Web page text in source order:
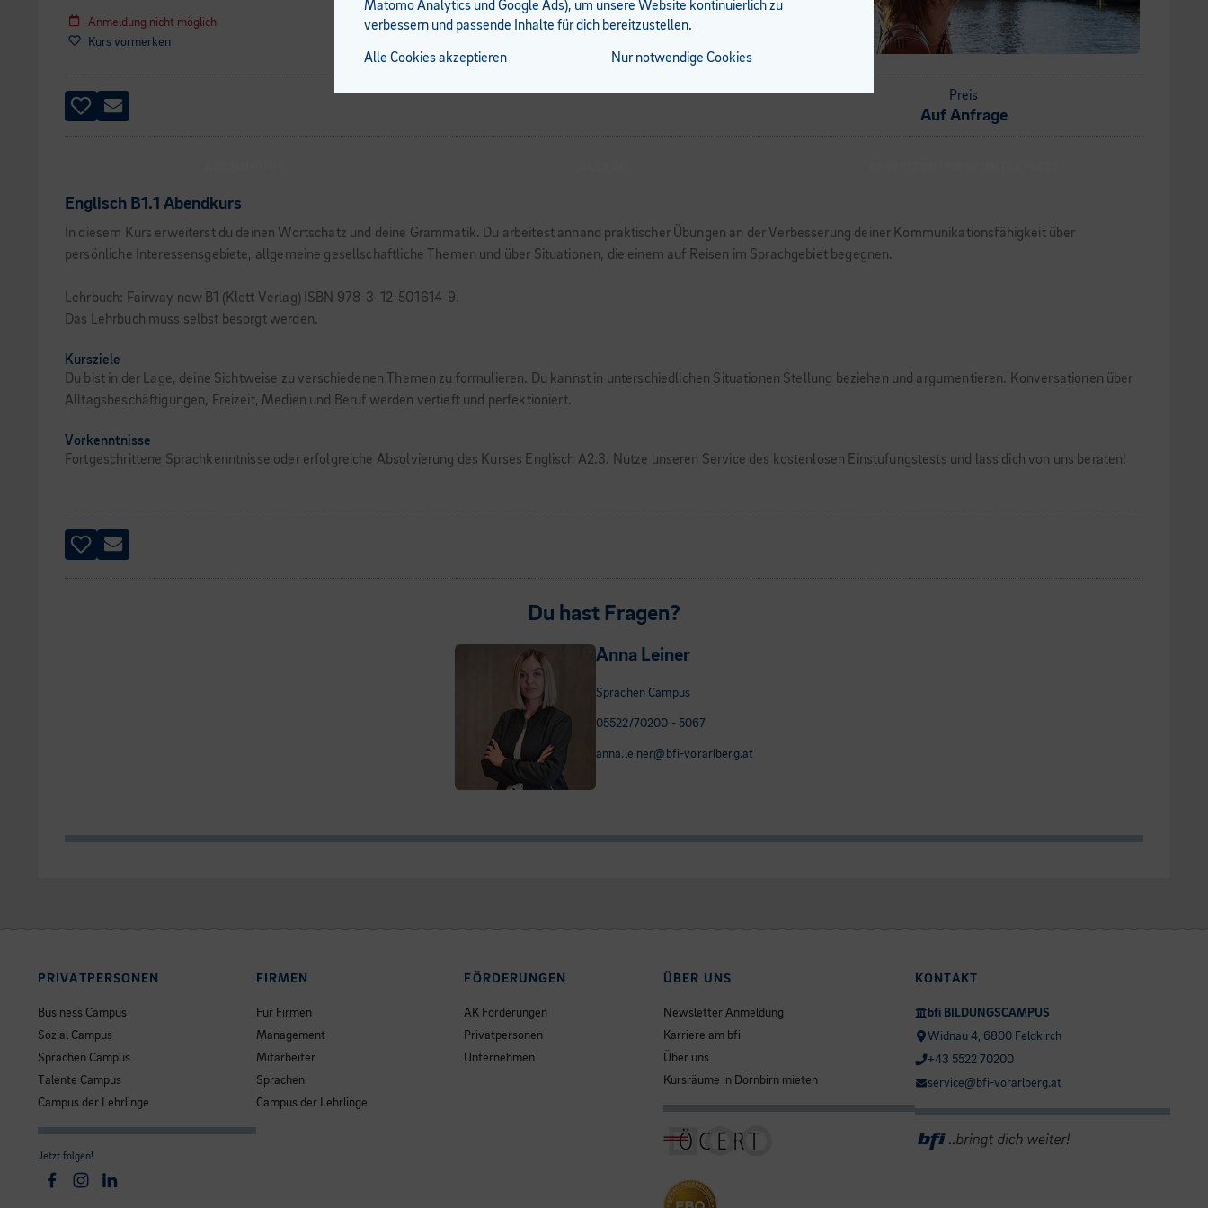
Anmeldung nicht möglich
Kurs vormerken
Preis
Auf Anfrage
Englisch B1.1 Abendkurs
In diesem Kurs erweiterst du deinen Wortschatz und deine Grammatik. Du arbeitest anhand praktischer Übungen an der Verbesserung deiner Kommunikationsfähigkeit über
persönliche Interessensgebiete, allgemeine gesellschaftliche Themen und über Situationen, die einem auf Reisen im Sprachgebiet begegnen.
Lehrbuch: Fairway new B1 (Klett Verlag) ISBN 978-3-12-501614-9.
Das Lehrbuch muss selbst besorgt werden.
Kursziele
Du bist in der Lage, deine Sichtweise zu verschiedenen Themen zu formulieren. Du kannst in unterschiedlichen Situationen Stellung beziehen und argumentieren. Konversationen über
Alltagsbeschäftigungen, Freizeit, Medien und Beruf werden vertieft und perfektioniert.
Vorkenntnisse
Fortgeschrittene Sprachkenntnisse oder erfolgreiche Absolvierung des Kurses Englisch A2.3. Nutze unseren Service des kostenlosen Einstufungstests und lass dich von uns beraten!
Du hast Fragen?
Anna Leiner
Sprachen Campus
05522/70200 - 5067
anna.leiner@bfi-vorarlberg.at
PRIVATPERSONEN
Business Campus
Sozial Campus
Sprachen Campus
Talente Campus
Campus der Lehrlinge
Jetzt folgen!
Facebook
Instagram
Linkedin
FIRMEN
Für Firmen
Management
Mitarbeiter
Sprachen
Campus der Lehrlinge
FÖRDERUNGEN
AK Förderungen
Privatpersonen
Unternehmen
ÜBER UNS
Newsletter Anmeldung
Karriere am bfi
Über uns
Kursräume in Dornbirn mieten
KONTAKT
bfi BILDUNGSCAMPUS
Widnau 4, 6800 Feldkirch
+43 5522 70200
service@bfi-vorarlberg.at
Matomo Analytics und Google Ads), um unsere Website kontinuierlich zu
verbessern und passende Inhalte für dich bereitzustellen.
Alle Cookies akzeptieren Nur notwendige Cookies